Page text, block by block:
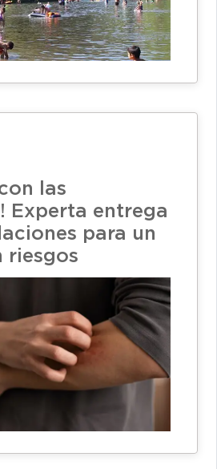
las
Experta entrega
para un
riesgos